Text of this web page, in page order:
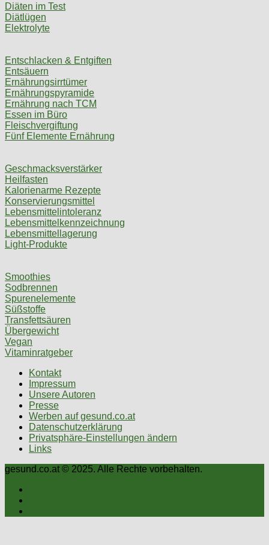
Diäten im Test
Diätlügen
Elektrolyte
Entschlacken & Entgiften
Entsäuern
Ernährungsirrtümer
Ernährungspyramide
Ernährung nach TCM
Essen im Büro
Fleischvergiftung
Fünf Elemente Ernährung
Geschmacksverstärker
Heilfasten
Kalorienarme Rezepte
Konservierungsmittel
Lebensmittelintoleranz
Lebensmittelkennzeichnung
Lebensmittellagerung
Light-Produkte
Smoothies
Sodbrennen
Spurenelemente
Süßstoffe
Transfettsäuren
Übergewicht
Vegan
Vitaminratgeber
Kontakt
Impressum
Unsere Autoren
Presse
Werben auf gesund.co.at
Datenschutzerklärung
Privatsphäre-Einstellungen ändern
Links
gesund.co.at © 2025. Alle Rechte vorbehalten.